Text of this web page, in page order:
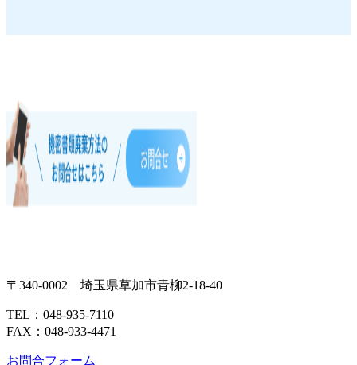
〒340-0002 埼玉県草加市青柳2-18-40
TEL：048-935-7110
FAX：048-933-4471
お問合フォーム